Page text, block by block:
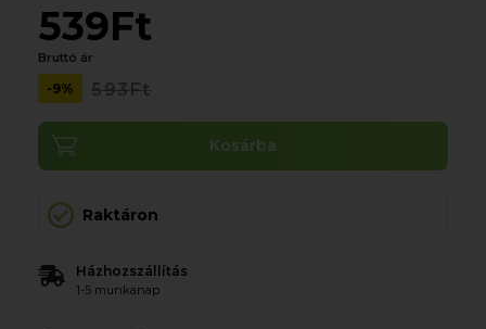
539Ft
Bruttó ár
-9% 593Ft
Kosárba
Raktáron
Házhozszállítás
1-5 munkanap